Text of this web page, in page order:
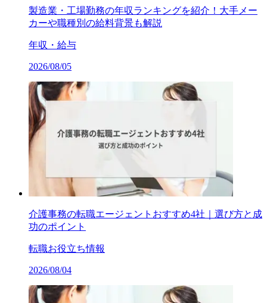
製造業・工場勤務の年収ランキングを紹介！大手メー
カーや職種別の給料背景も解説
年収・給与
2026/08/05
介護事務の転職エージェントおすすめ4社｜選び方と成
功のポイント
転職お役立ち情報
2026/08/04